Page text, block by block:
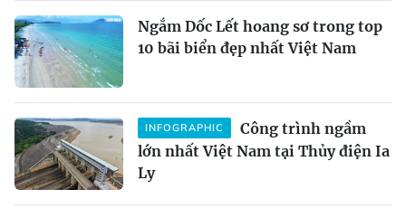
Ngắm Dốc Lết hoang sơ trong top
10 bãi biển đẹp nhất Việt Nam
INFOGRAPHIC
Công trình ngầm
lớn nhất Việt Nam tại Thủy điện Ia
Ly